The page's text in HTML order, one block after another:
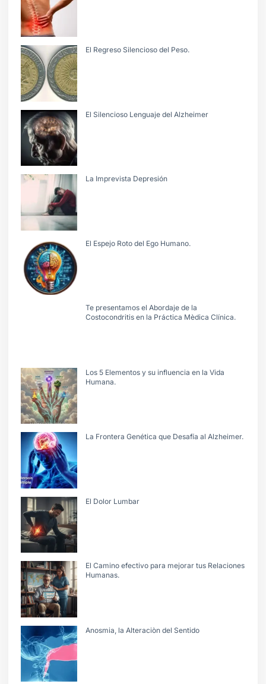
El Regreso Silencioso del Peso.
El Silencioso Lenguaje del Alzheimer
La Imprevista Depresión
El Espejo Roto del Ego Humano.
Te presentamos el Abordaje de la
Costocondritis en la Práctica Mèdica Clínica.
Los 5 Elementos y su influencia en la Vida
Humana.
La Frontera Genética que Desafía al Alzheimer.
El Dolor Lumbar
El Camino efectivo para mejorar tus Relaciones
Humanas.
Anosmia, la Alteraciòn del Sentido